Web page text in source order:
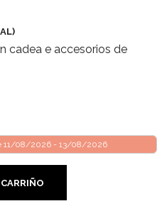
cadea e accesorios de
11/08/2026 - 13/08/2026